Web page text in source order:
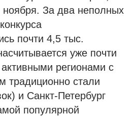
ноября. За два неполных
почти 4,5 тыс.
уже почти
регионами с
традиционно стали
и Санкт-Петербург
популярной